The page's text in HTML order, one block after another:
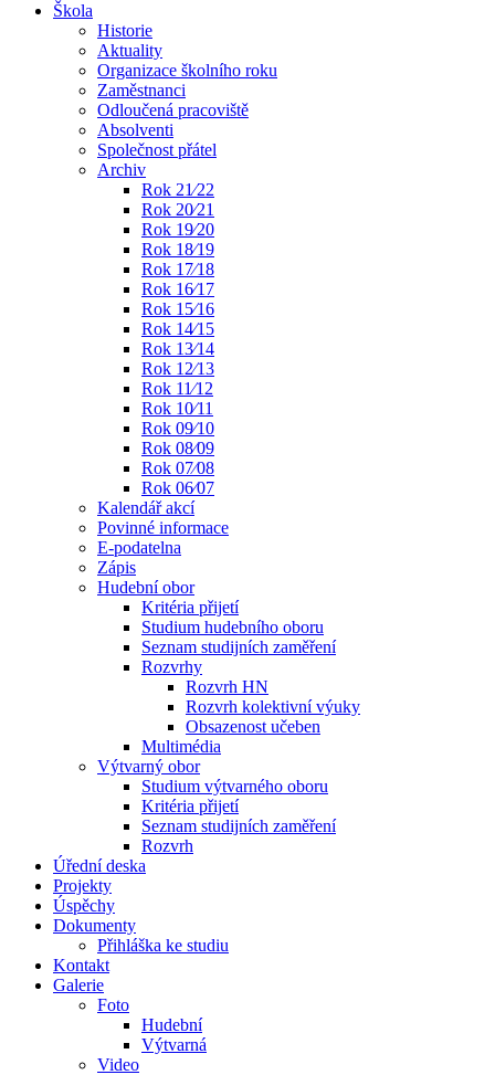
Škola
Historie
Aktuality
Organizace školního roku
Zaměstnanci
Odloučená pracoviště
Absolventi
Společnost přátel
Archiv
Rok 21⁄22
Rok 20⁄21
Rok 19⁄20
Rok 18⁄19
Rok 17⁄18
Rok 16⁄17
Rok 15⁄16
Rok 14⁄15
Rok 13⁄14
Rok 12⁄13
Rok 11⁄12
Rok 10⁄11
Rok 09⁄10
Rok 08⁄09
Rok 07⁄08
Rok 06⁄07
Kalendář akcí
Povinné informace
E-podatelna
Zápis
Hudební obor
Kritéria přijetí
Studium hudebního oboru
Seznam studijních zaměření
Rozvrhy
Rozvrh HN
Rozvrh kolektivní výuky
Obsazenost učeben
Multimédia
Výtvarný obor
Studium výtvarného oboru
Kritéria přijetí
Seznam studijních zaměření
Rozvrh
Úřední deska
Projekty
Úspěchy
Dokumenty
Přihláška ke studiu
Kontakt
Galerie
Foto
Hudební
Výtvarná
Video